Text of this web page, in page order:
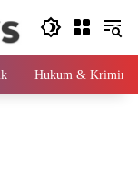
Hukum & Kriminal